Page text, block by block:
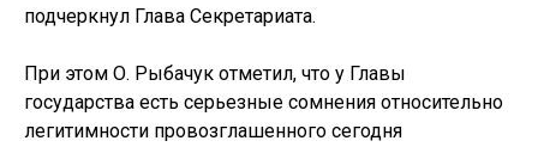
подчеркнул Глава Секретариата.
При этом О. Рыбачук отметил, что у Главы
государства есть серьезные сомнения относительно
легитимности провозглашенного сегодня